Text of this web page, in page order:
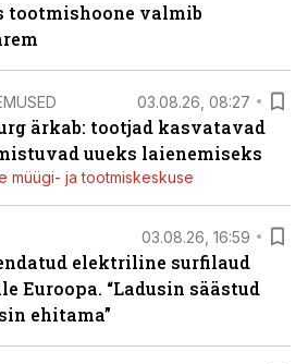
tootmishoone valmib
03.08.26, 08:27
ärkab: tootjad kasvatavad
uueks laienemiseks
müügi- ja tootmiskeskuse
03.08.26, 16:59
elektriline surfilaud
Euroopa. “Ladusin säästud
ehitama”